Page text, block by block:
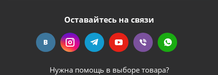
Оставайтесь на связи
Нужна помощь в выборе товара?